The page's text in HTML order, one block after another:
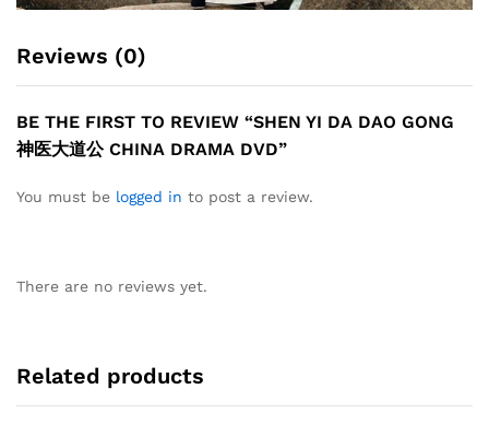
Reviews (0)
BE THE FIRST TO REVIEW “SHEN YI DA DAO GONG
神医大道公 CHINA DRAMA DVD”
You must be logged in to post a review.
There are no reviews yet.
Related products